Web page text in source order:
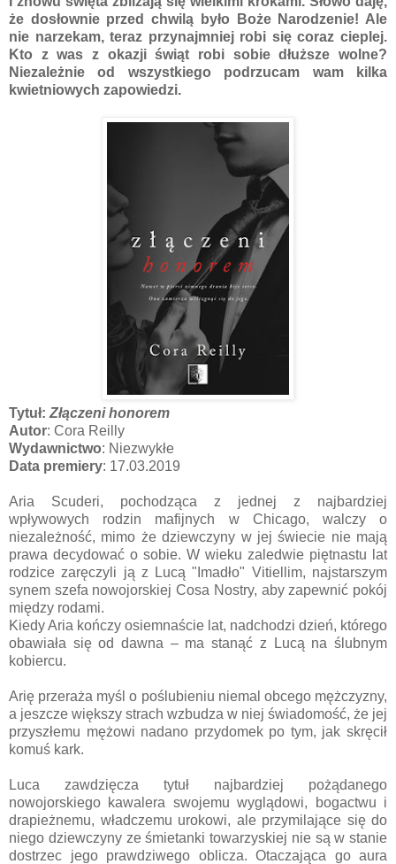
że dosłownie przed chwilą było Boże Narodzenie! Ale
nie narzekam, teraz przynajmniej robi się coraz cieplej.
Kto z was z okazji świąt robi sobie dłuższe wolne?
Niezależnie od wszystkiego podrzucam wam kilka
kwietniowych zapowiedzi.
Tytuł: Złączeni honorem
Autor: Cora Reilly
Wydawnictwo: Niezwykłe
Data premiery: 17.03.2019
Aria Scuderi, pochodząca z jednej z najbardziej
wpływowych rodzin mafijnych w Chicago, walczy o
niezależność, mimo że dziewczyny w jej świecie nie mają
prawa decydować o sobie. W wieku zaledwie piętnastu lat
rodzice zaręczyli ją z Lucą "Imadło" Vitiellim, najstarszym
synem szefa nowojorskiej Cosa Nostry, aby zapewnić pokój
między rodami.
Kiedy Aria kończy osiemnaście lat, nadchodzi dzień, którego
obawiała się od dawna – ma stanąć z Lucą na ślubnym
kobiercu.
Arię przeraża myśl o poślubieniu niemal obcego mężczyzny,
a jeszcze większy strach wzbudza w niej świadomość, że jej
przyszłemu mężowi nadano przydomek po tym, jak skręcił
komuś kark.
Luca zawdzięcza tytuł najbardziej pożądanego
nowojorskiego kawalera swojemu wyglądowi, bogactwu i
drapieżnemu, władczemu urokowi, ale przymilające się do
niego dziewczyny ze śmietanki towarzyskiej nie są w stanie
dostrzec jego prawdziwego oblicza. Otaczająca go aura